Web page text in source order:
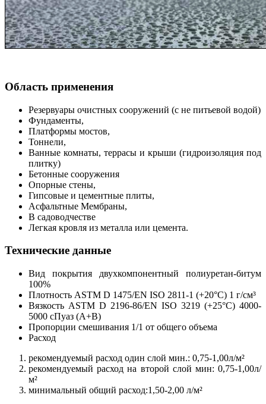
Область применения
Резервуары очистных сооружений (с не питьевой водой)
Фундаменты,
Платформы мостов,
Тоннели,
Ванные комнаты, террасы и крыши (гидроизоляция под
плитку)
Бетонные сооружения
Опорные стены,
Гипсовые и цементные плиты,
Асфальтные Мембраны,
В садоводчестве
Легкая кровля из металла или цемента.
Технические данные
Вид покрытия двухкомпонентный полиуретан-битум
100%
Плотность ASTM D 1475/EN ISO 2811-1 (+20°С) 1 г/см³
Вязкость ASTM D 2196-86/EN ISO 3219 (+25°С) 4000-
5000 сПуаз (А+B)
Пропорции смешивания 1/1 от общего объема
Расход
рекомендуемый расход один слой мин.: 0,75-1,00л/м²
рекомендуемый расход на второй слой мин: 0,75-1,00л/
м²
минимальный общий расход:1,50-2,00 л/м²